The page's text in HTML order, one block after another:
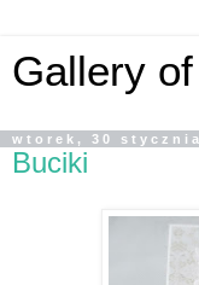
Gallery
wtorek, 30 stycznia
Buciki